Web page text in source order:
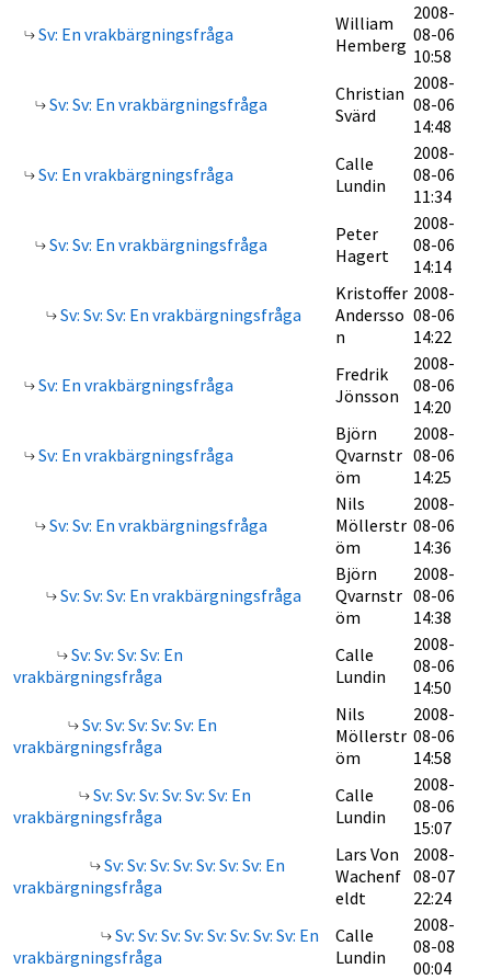
Sv: En vrakbärgningsfråga
William
Hemberg
2008-
08-06
10:58
Sv: Sv: En vrakbärgningsfråga
Christian
Svärd
2008-
08-06
14:48
Sv: En vrakbärgningsfråga
Calle
Lundin
2008-
08-06
11:34
Sv: Sv: En vrakbärgningsfråga
Peter
Hagert
2008-
08-06
14:14
Sv: Sv: Sv: En vrakbärgningsfråga
Kristoffer
Andersso
n
2008-
08-06
14:22
Sv: En vrakbärgningsfråga
Fredrik
Jönsson
2008-
08-06
14:20
Sv: En vrakbärgningsfråga
Björn
Qvarnstr
öm
2008-
08-06
14:25
Sv: Sv: En vrakbärgningsfråga
Nils
Möllerstr
öm
2008-
08-06
14:36
Sv: Sv: Sv: En vrakbärgningsfråga
Björn
Qvarnstr
öm
2008-
08-06
14:38
Sv: Sv: Sv: Sv: En
vrakbärgningsfråga
Calle
Lundin
2008-
08-06
14:50
Sv: Sv: Sv: Sv: Sv: En
vrakbärgningsfråga
Nils
Möllerstr
öm
2008-
08-06
14:58
Sv: Sv: Sv: Sv: Sv: Sv: En
vrakbärgningsfråga
Calle
Lundin
2008-
08-06
15:07
Sv: Sv: Sv: Sv: Sv: Sv: Sv: En
vrakbärgningsfråga
Lars Von
Wachenf
eldt
2008-
08-07
22:24
Sv: Sv: Sv: Sv: Sv: Sv: Sv: Sv: En
vrakbärgningsfråga
Calle
Lundin
2008-
08-08
00:04